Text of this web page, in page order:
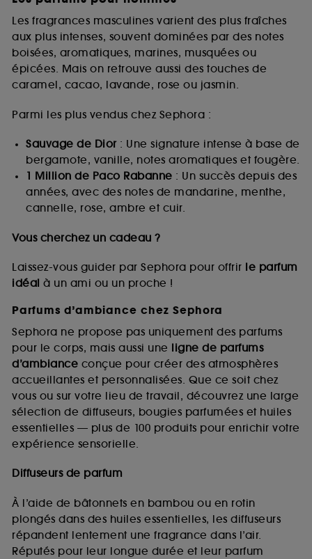
Les fragrances masculines varient des plus fraîches
aux plus intenses, souvent dominées par des notes
boisées, aromatiques, marines, musquées ou
épicées. Mais on retrouve aussi des touches de
caramel, cacao, lavande, rose ou jasmin.
Parmi les plus vendus chez Sephora :
Sauvage de Dior: Une signature intense à base de
bergamote, vanille, notes aromatiques et fougère.
1 Million de Paco Rabanne : Un succès depuis des
années, avec des notes de mandarine, menthe,
cannelle, rose, ambre et cuir.
Vous cherchez un cadeau ?
Laissez-vous guider par Sephora pour offrir le parfum
idéal à un ami ou un proche !
Parfums d’ambiance chez Sephora
Sephora ne propose pas uniquement des parfums
pour le corps, mais aussi une ligne de parfums
d’ambiance conçue pour créer des atmosphères
accueillantes et personnalisées. Que ce soit chez
vous ou sur votre lieu de travail, découvrez une large
sélection de diffuseurs, bougies parfumées et huiles
essentielles — plus de 100 produits pour enrichir votre
expérience sensorielle.
Diffuseurs de parfum
À l’aide de bâtonnets en bambou ou en rotin
plongés dans des huiles essentielles, les diffuseurs
répandent lentement une fragrance dans l’air.
Réputés pour leur longue durée et leur parfum